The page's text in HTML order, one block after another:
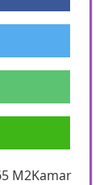
M2Kamar